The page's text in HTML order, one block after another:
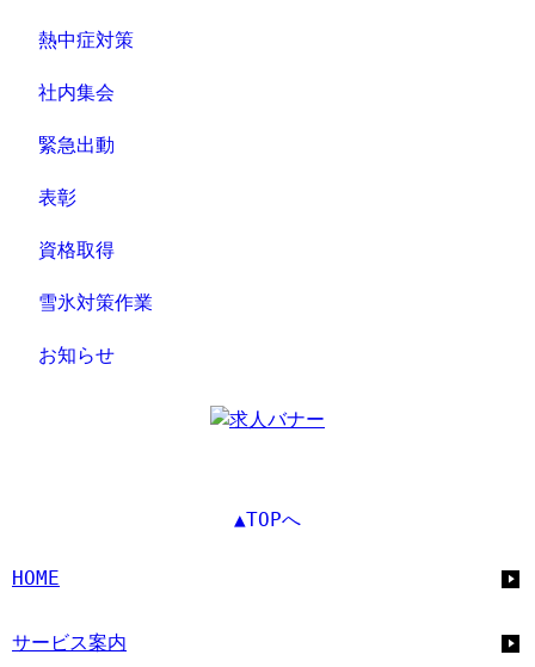
熱中症対策
社内集会
緊急出動
表彰
資格取得
雪氷対策作業
お知らせ
▲TOPへ
HOME
サービス案内